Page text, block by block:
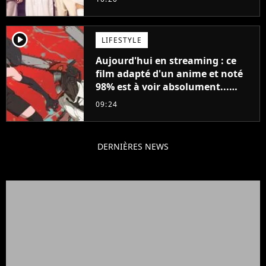
player2 LIFESTYLE
Aujourd'hui en streaming : ce
film adapté d'un anime et noté
98% est à voir absolument...
sinon vous ne comprendrez plus
09:24
DERNIÈRES NEWS